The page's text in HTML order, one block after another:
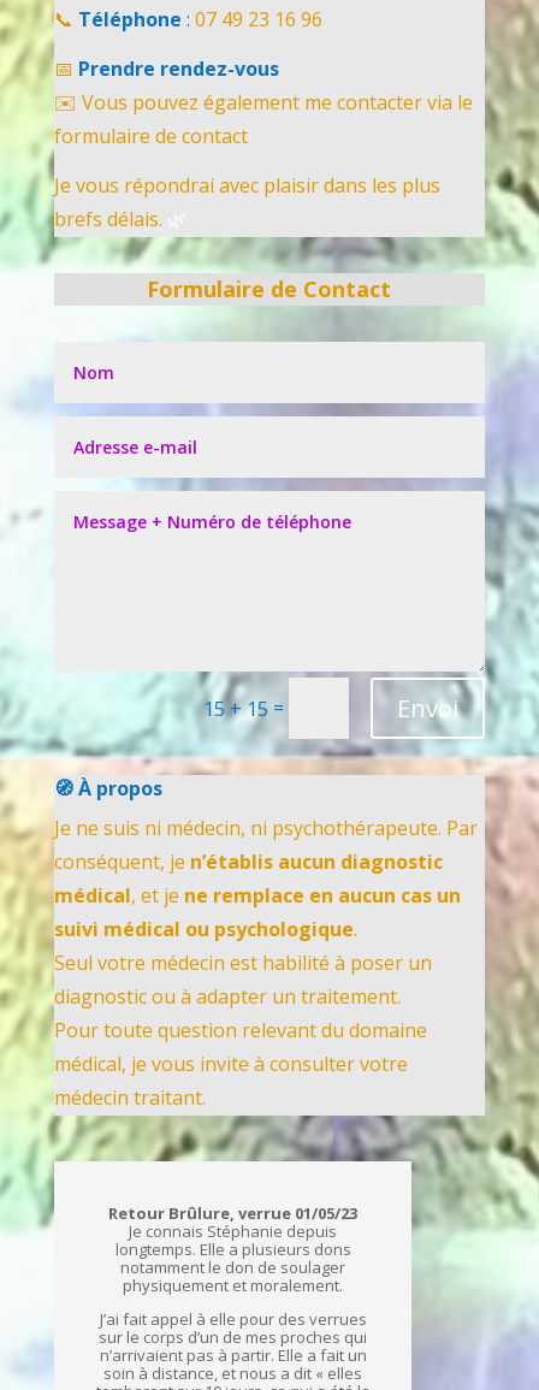
📞 Téléphone : 07 49 23 16 96
📅 Prendre rendez-vous
✉️ Vous pouvez également me contacter via le
formulaire de contact
Je vous répondrai avec plaisir dans les plus
brefs délais.
Formulaire de Contact
15 + 15 = Envoi
🧭 À propos
Je ne suis ni médecin, ni psychothérapeute. Par
conséquent, je n’établis aucun diagnostic
médical, et je ne remplace en aucun cas un
suivi médical ou psychologique.
Seul votre médecin est habilité à poser un
diagnostic ou à adapter un traitement.
Pour toute question relevant du domaine
médical, je vous invite à consulter votre
médecin traitant.
Retour Brûlure, verrue 01/05/23
Je connais Stéphanie depuis
longtemps. Elle a plusieurs dons
notamment le don de soulager
physiquement et moralement.
J’ai fait appel à elle pour des verrues
sur le corps d’un de mes proches qui
n’arrivaient pas à partir. Elle a fait un
soin à distance, et nous a dit « elles